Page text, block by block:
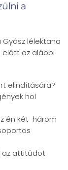
a
lélektana
az alábbi
elindítására?
hol
én két-három
az attitűdöt